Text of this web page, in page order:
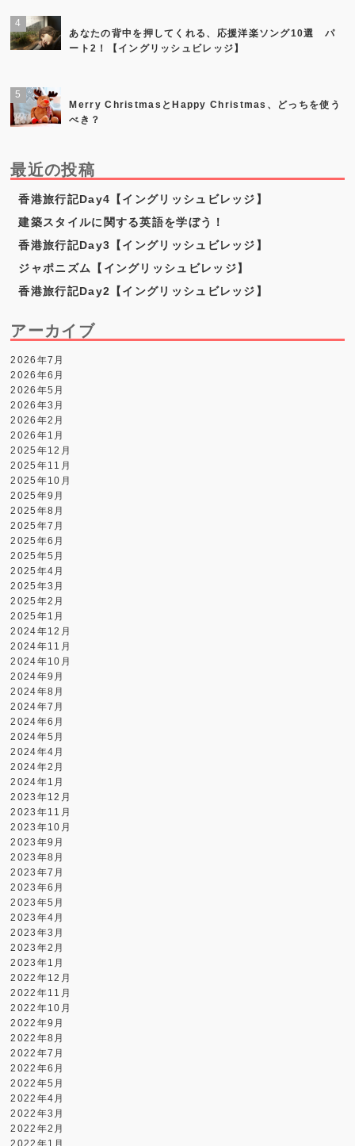
あなたの背中を押してくれる、応援洋楽ソング10選 パ
ート2！【イングリッシュビレッジ】
Merry ChristmasとHappy Christmas、どっちを使う
べき？
最近の投稿
香港旅行記Day4【イングリッシュビレッジ】
建築スタイルに関する英語を学ぼう！
香港旅行記Day3【イングリッシュビレッジ】
ジャポニズム【イングリッシュビレッジ】
香港旅行記Day2【イングリッシュビレッジ】
アーカイブ
2026年7月
2026年6月
2026年5月
2026年3月
2026年2月
2026年1月
2025年12月
2025年11月
2025年10月
2025年9月
2025年8月
2025年7月
2025年6月
2025年5月
2025年4月
2025年3月
2025年2月
2025年1月
2024年12月
2024年11月
2024年10月
2024年9月
2024年8月
2024年7月
2024年6月
2024年5月
2024年4月
2024年2月
2024年1月
2023年12月
2023年11月
2023年10月
2023年9月
2023年8月
2023年7月
2023年6月
2023年5月
2023年4月
2023年3月
2023年2月
2023年1月
2022年12月
2022年11月
2022年10月
2022年9月
2022年8月
2022年7月
2022年6月
2022年5月
2022年4月
2022年3月
2022年2月